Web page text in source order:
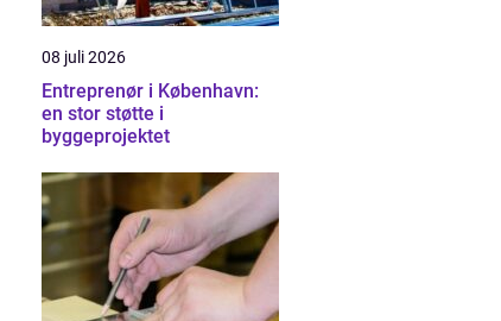
08 juli 2026
Entreprenør i København:
en stor støtte i
byggeprojektet